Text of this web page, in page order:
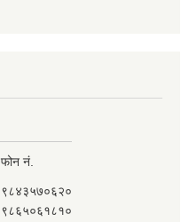
फोन नं.
९८४३५७०६२०
९८६५०६१८१०